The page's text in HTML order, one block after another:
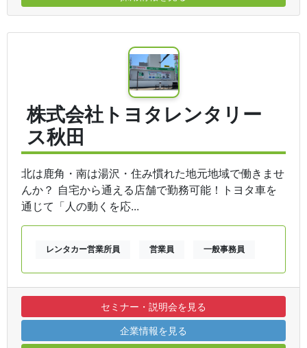
株式会社トヨタレンタリー
ス秋田
北は鹿角・南は湯沢・住み慣れた地元地域で働きませ
んか？ 自宅から通える店舗で勤務可能！トヨタ車を
通じて「人の動くを応...
レンタカー営業所員 営業員 一般事務員
セミナー・説明会を見る
企業情報を見る